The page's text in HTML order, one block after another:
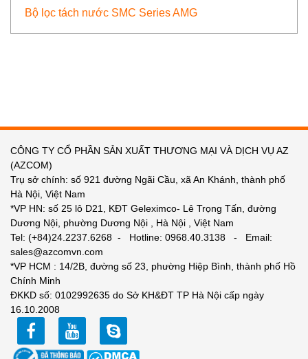
Bộ lọc tách nước SMC Series AMG
CÔNG TY CỔ PHẦN SẢN XUẤT THƯƠNG MẠI VÀ DỊCH VỤ AZ
(AZCOM)
Trụ sở chính: số 921 đường Ngãi Cầu, xã An Khánh, thành phố
Hà Nội, Việt Nam
*VP HN: số 25 lô D21, KĐT Geleximco- Lê Trọng Tấn, đường
Dương Nội, phường Dương Nội , Hà Nội , Việt Nam
Tel: (+84)24.2237.6268 - Hotline: 0968.40.3138 - Email:
sales@azcomvn.com
*VP HCM : 14/2B, đường số 23, phường Hiệp Bình, thành phố Hồ
Chính Minh
ĐKKD số: 0102992635 do Sở KH&ĐT TP Hà Nội cấp ngày
16.10.2008
facebookyoutube zalo